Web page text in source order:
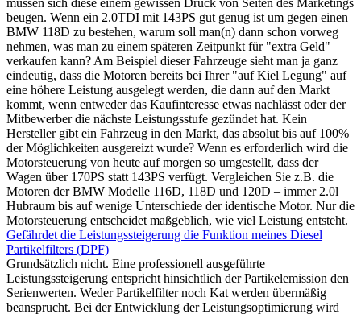
beugen. Wenn ein 2.0TDI mit 143PS gut genug ist um gegen einen
BMW 118D zu bestehen, warum soll man(n) dann schon vorweg
nehmen, was man zu einem späteren Zeitpunkt für "extra Geld"
verkaufen kann? Am Beispiel dieser Fahrzeuge sieht man ja ganz
eindeutig, dass die Motoren bereits bei Ihrer "auf Kiel Legung" auf
eine höhere Leistung ausgelegt werden, die dann auf den Markt
kommt, wenn entweder das Kaufinteresse etwas nachlässt oder der
Mitbewerber die nächste Leistungsstufe gezündet hat. Kein
Hersteller gibt ein Fahrzeug in den Markt, das absolut bis auf 100%
der Möglichkeiten ausgereizt wurde? Wenn es erforderlich wird die
Motorsteuerung von heute auf morgen so umgestellt, dass der
Wagen über 170PS statt 143PS verfügt. Vergleichen Sie z.B. die
Motoren der BMW Modelle 116D, 118D und 120D – immer 2.0l
Hubraum bis auf wenige Unterschiede der identische Motor. Nur die
Motorsteuerung entscheidet maßgeblich, wie viel Leistung entsteht.
Gefährdet die Leistungssteigerung die Funktion meines Diesel
Partikelfilters (DPF)
Grundsätzlich nicht. Eine professionell ausgeführte
Leistungssteigerung entspricht hinsichtlich der Partikelemission den
Serienwerten. Weder Partikelfilter noch Kat werden übermäßig
beansprucht. Bei der Entwicklung der Leistungsoptimierung wird